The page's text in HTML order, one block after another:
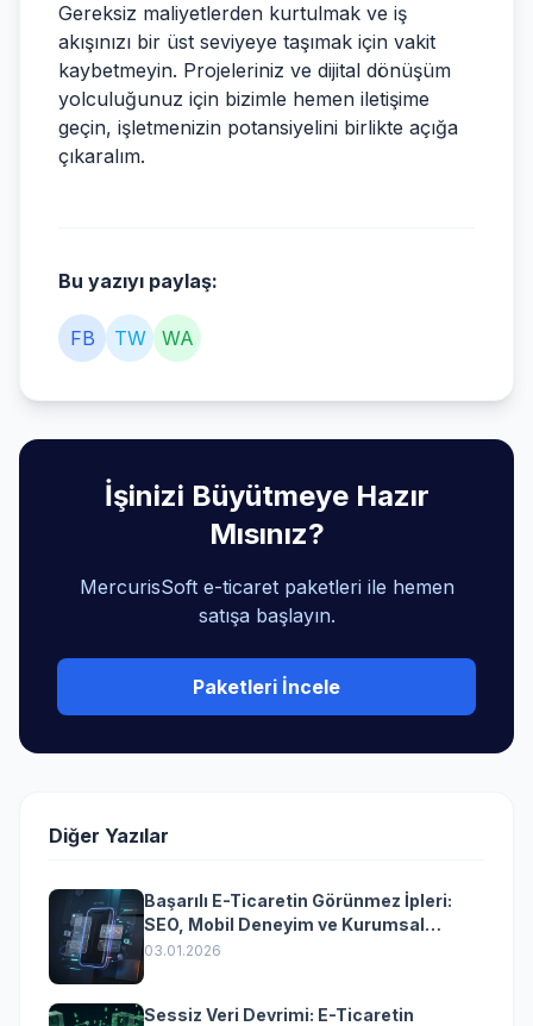
Gereksiz maliyetlerden kurtulmak ve iş
akışınızı bir üst seviyeye taşımak için vakit
kaybetmeyin. Projeleriniz ve dijital dönüşüm
yolculuğunuz için bizimle hemen iletişime
geçin, işletmenizin potansiyelini birlikte açığa
çıkaralım.
Bu yazıyı paylaş:
FB TW WA
İşinizi Büyütmeye Hazır
Mısınız?
MercurisSoft e-ticaret paketleri ile hemen
satışa başlayın.
Paketleri İncele
Diğer Yazılar
Başarılı E-Ticaretin Görünmez İpleri:
SEO, Mobil Deneyim ve Kurumsal
Yazılımın Kazandıran Senkronizasyonu
03.01.2026
Sessiz Veri Devrimi: E-Ticaretin